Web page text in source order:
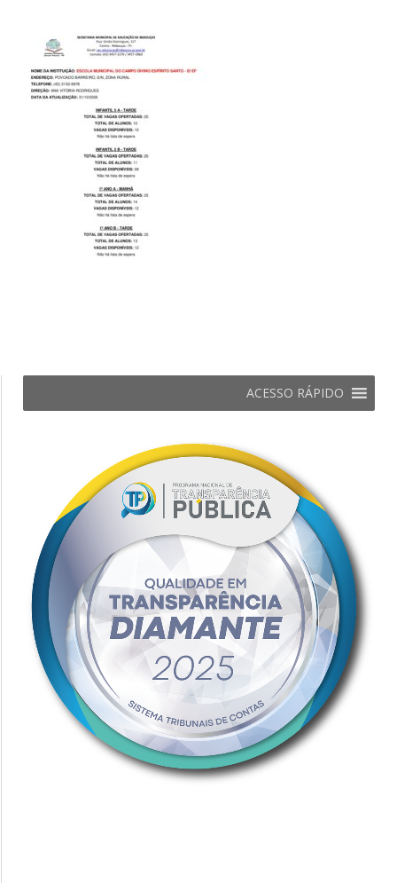
ACESSO RÁPIDO